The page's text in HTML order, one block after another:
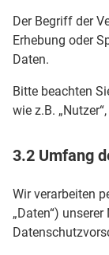
Der Begriff der
Erhebung oder
Daten.
Bitte beachten
wie z.B.
3.2 Umfang
Wir verarbeiten
„Daten“)